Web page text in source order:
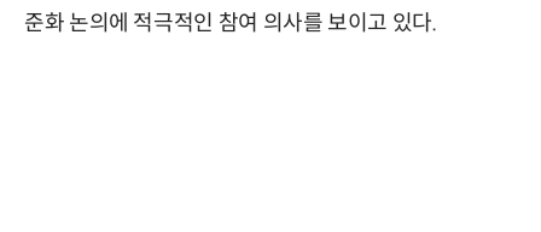
준화 논의에 적극적인 참여 의사를 보이고 있다.